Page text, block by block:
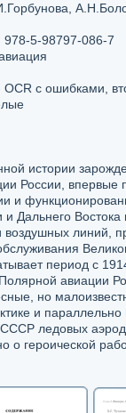
5-98797-086-7
OCR с ошибками,
истории
России, впервые
и
Дальнего Востока
воздушных линий,
период с
авиации
но
и
ледовых
о героической